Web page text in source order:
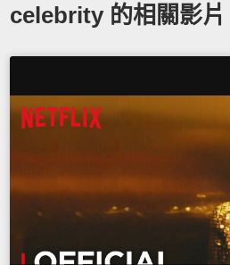
celebrity 的相關影片